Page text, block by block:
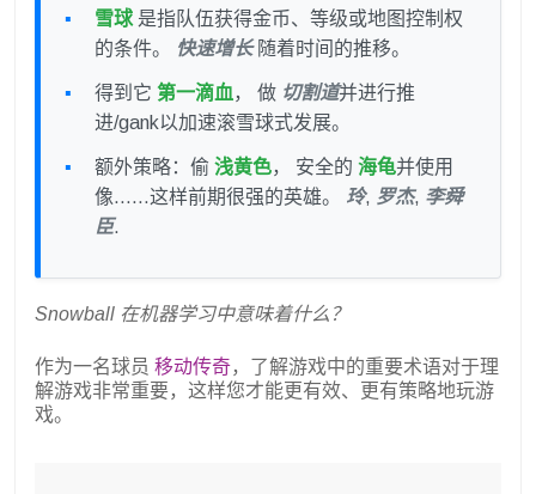
雪球 是指队伍获得金币、等级或地图控制权
的条件。
快速增长随着时间的推移。
得到它 第一滴血， 做 切割道并进行推
进/gank以加速滚雪球式发展。
额外策略：偷 浅黄色， 安全的 海龟并使用
像……这样前期很强的英雄。 玲, 罗杰, 李舜
臣.
Snowball 在机器学习中意味着什么？
作为一名球员 移动传奇，了解游戏中的重要术语对于理
解游戏非常重要，这样您才能更有效、更有策略地玩游
戏。